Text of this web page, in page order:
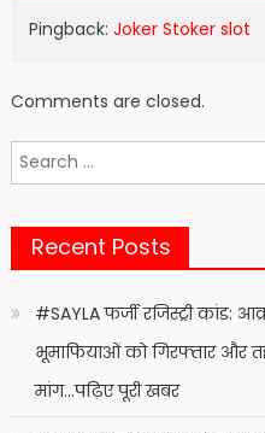
Pingback: Joker Stoker slot
Comments are closed.
Search
for:
Recent Posts
#SAYLA फर्जी रजिस्ट्री कांड:
भूमाफियाओं को गिरफ्तार और
मांग…पढ़िए पूरी खबर